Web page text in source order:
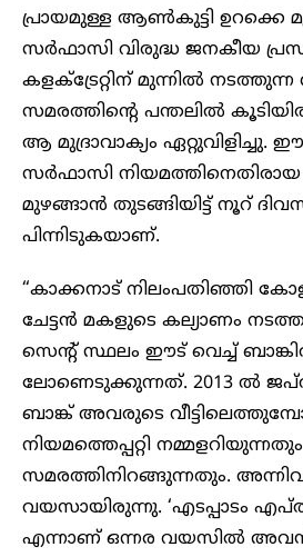
പ്രായമുള്ള ആൺകുട്ടി ഉറക്കെ
സർഫാസി വിരുദ്ധ ജനകീയ
കളക്ട്രേറ്റിന് മുന്നിൽ‌
സമരത്തിന്റെ പന്തലിൽ
ആ മുദ്രാവാക്യം ഏറ്റുവിളിച്ചു.
സർഫാസി നിയമത്തിനെതിരായ
മുഴങ്ങാൻ തുടങ്ങിയിട്ട് നൂറ്
പിന്നിടുകയാണ്.
“കാക്കനാട് നിലംപതിഞ്ഞി
ചേട്ടൻ മകളുടെ കല്യാണം
സെന്റ് സ്ഥലം ഈട് വെച്ച്
ലോണെടുക്കുന്നത്. 2013 ൽ
ബാങ്ക് അവരുടെ
നിയമത്തെപ്പറ്റി
സമരത്തിനിറങ്ങുന്നതും.
വയസായിരുന്നു. ‘എടപ്പാടം
എന്നാണ് ഒന്നര വയസിൽ അവൻ